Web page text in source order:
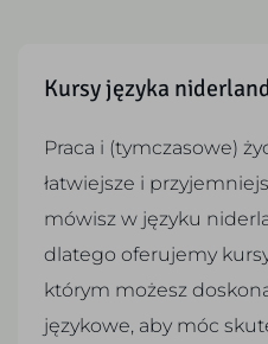
Kursy języka
Praca i (tymczasowe)
łatwiejsze i
mówisz w języku
dlatego oferujemy
którym możesz
językowe, aby móc